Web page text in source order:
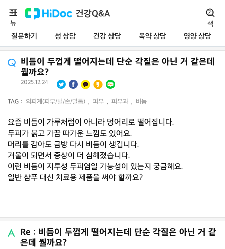
건강Q&A
질문하기 성 상담 건강 상담 복약 상담 영양 상담
메
뉴
검
색
비듬이 두껍게 떨어지는데 단순 각질은 아닌 거 같은데
뭘까요?
2025.12.24
TAG : 외피계(피부/털/손/발톱) , 피부 , 피부과 , 비듬
요즘 비듬이 가루처럼이 아니라 덩어리로 떨어집니다.
두피가 붉고 가끔 따가운 느낌도 있어요.
머리를 감아도 금방 다시 비듬이 생깁니다.
겨울이 되면서 증상이 더 심해졌습니다.
이런 비듬이 지루성 두피염일 가능성이 있는지 궁금해요.
일반 샴푸 대신 치료용 제품을 써야 할까요?
Re : 비듬이 두껍게 떨어지는데 단순 각질은 아닌 거 같
은데 뭘까요?